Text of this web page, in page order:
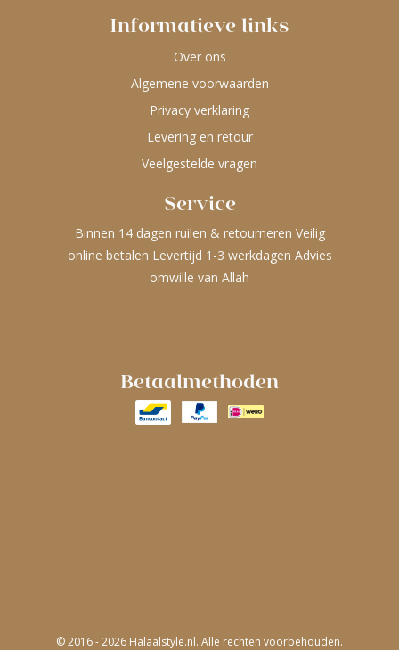
Informatieve links
Over ons
Algemene voorwaarden
Privacy verklaring
Levering en retour
Veelgestelde vragen
Service
Binnen 14 dagen ruilen & retourneren Veilig
online betalen Levertijd 1-3 werkdagen Advies
omwille van Allah
Betaalmethoden
© 2016 - 2026 Halaalstyle.nl. Alle rechten voorbehouden.